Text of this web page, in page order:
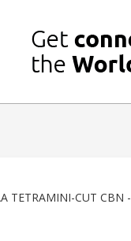
TETRAMINI-CUT CBN -